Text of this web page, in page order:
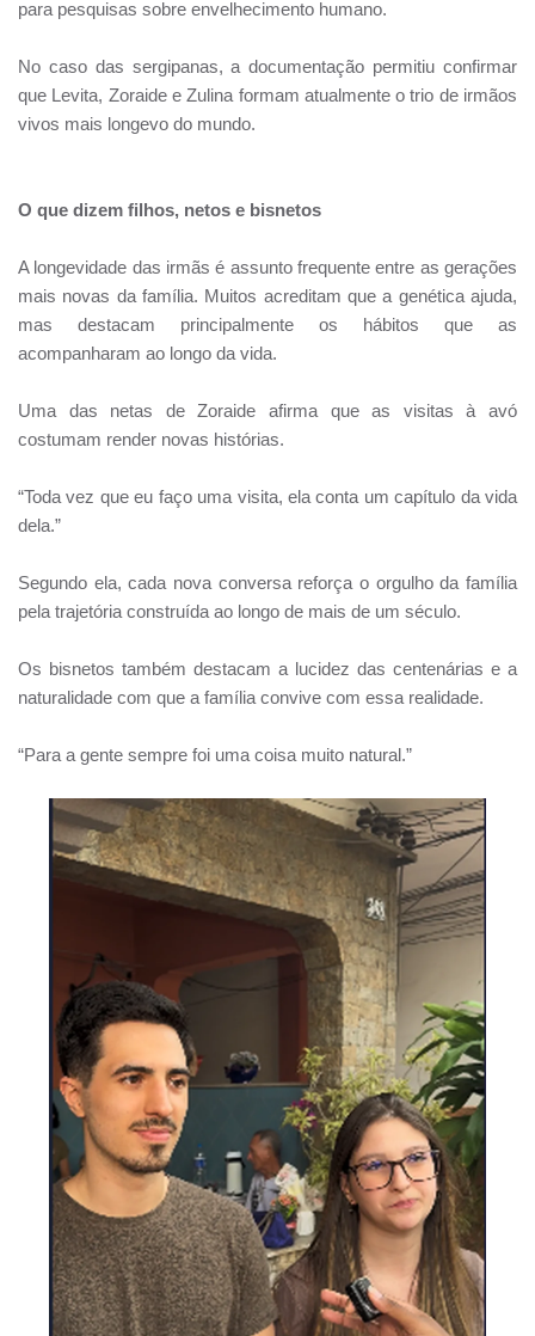
para pesquisas sobre envelhecimento humano.
No caso das sergipanas, a documentação permitiu confirmar
que Levita, Zoraide e Zulina formam atualmente o trio de irmãos
vivos mais longevo do mundo.
O que dizem filhos, netos e bisnetos
A longevidade das irmãs é assunto frequente entre as gerações
mais novas da família. Muitos acreditam que a genética ajuda,
mas destacam principalmente os hábitos que as
acompanharam ao longo da vida.
Uma das netas de Zoraide afirma que as visitas à avó
costumam render novas histórias.
“Toda vez que eu faço uma visita, ela conta um capítulo da vida
dela.”
Segundo ela, cada nova conversa reforça o orgulho da família
pela trajetória construída ao longo de mais de um século.
Os bisnetos também destacam a lucidez das centenárias e a
naturalidade com que a família convive com essa realidade.
“Para a gente sempre foi uma coisa muito natural.”